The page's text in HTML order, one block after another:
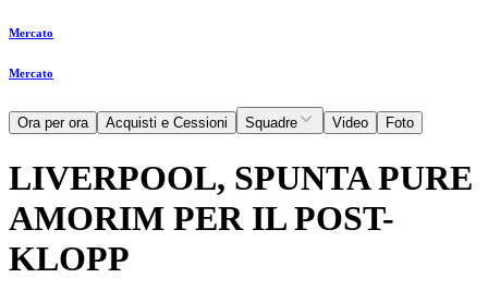
Mercato
Mercato
Ora per ora Acquisti e Cessioni Squadre Video Foto
LIVERPOOL, SPUNTA PURE
AMORIM PER IL POST-
KLOPP